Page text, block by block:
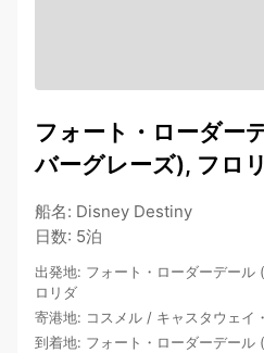
フォート・ローダー
バーグレーズ), フロ
船名: Disney Destiny
日数: 5泊
出発地: フォート・ローダーデール
ロリダ
寄港地: コスメル / キャスタウェイ
到着地: フォート・ローダーデール